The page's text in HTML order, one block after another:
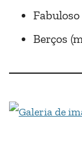
Berços